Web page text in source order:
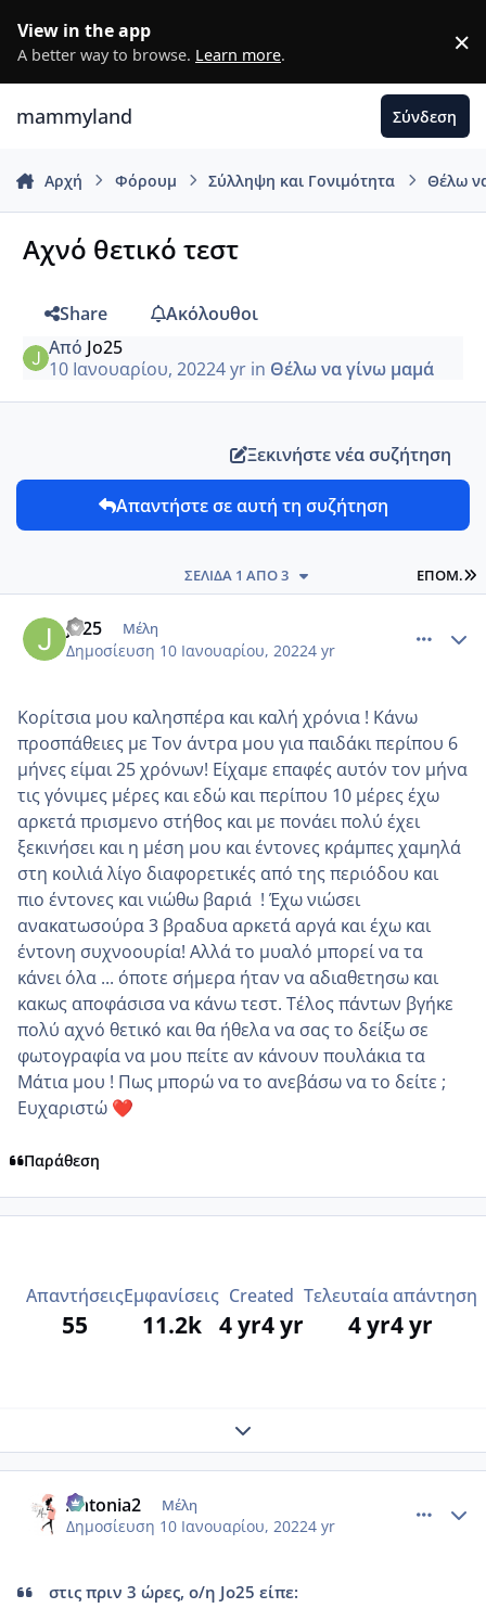
View in the app
A better way to browse. Learn more. ×
mammyland Σύνδεση
Αρχή Φόρουμ Σύλληψη και Γονιμότητα Θέλω
Αχνό θετικό τεστ
Share
Ακόλουθοι
Από Jo25
10 Ιανουαρίου, 20224 yrin Θέλω να γίνω μαμά
Ξεκινήστε νέα συζήτηση
Απαντήστε σε αυτή τη συζήτηση
ΕΠΌΜ.
ΣΕΛΊΔΑ 1 ΑΠΌ 3
Jo25 Μέλη
Δημοσίευση 10 Ιανουαρίου, 20224 yr
Κορίτσια μου καλησπέρα και καλή χρόνια ! Κάνω
προσπάθειες με Τον άντρα μου για παιδάκι περίπου 6
μήνες είμαι 25 χρόνων! Είχαμε επαφές αυτόν τον μήνα
τις γόνιμες μέρες και εδώ και περίπου 10 μέρες έχω
αρκετά πρισμενο στήθος και με πονάει πολύ έχει
ξεκινήσει και η μέση μου και έντονες κράμπες χαμηλά
στη κοιλιά λίγο διαφορετικές από της περιόδου και
πιο έντονες και νιώθω βαριά ! Έχω νιώσει
ανακατωσούρα 3 βραδυα αρκετά αργά και έχω και
έντονη συχνοουρία! Αλλά το μυαλό μπορεί να τα
κάνει όλα ... όποτε σήμερα ήταν να αδιαθετησω και
κακως αποφάσισα να κάνω τεστ. Τέλος πάντων βγήκε
πολύ αχνό θετικό και θα ήθελα να σας το δείξω σε
φωτογραφία να μου πείτε αν κάνουν πουλάκια τα
Μάτια μου ! Πως μπορώ να το ανεβάσω να το δείτε ;
Ευχαριστώ ❤️
Παράθεση
Απαντήσεις
55
Εμφανίσεις
11.2k
Created
4 yr4 yr
Τελευταία απάντηση
4 yr4 yr
Expand topic overview
Antonia2 Μέλη
Δημοσίευση 10 Ιανουαρίου, 20224 yr
στις πριν 3 ώρες, ο/η Jo25 είπε: